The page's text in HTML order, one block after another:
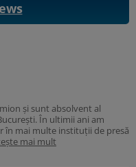
și sunt absolvent al
În ultimii ani am
în mai multe instituții de presă
mai mult